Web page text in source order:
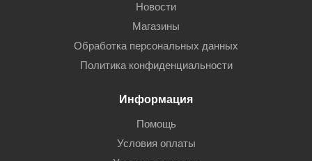
Новости
Магазины
Обработка персональных данных
Политика конфиденциальности
Информация
Помощь
Условия оплаты